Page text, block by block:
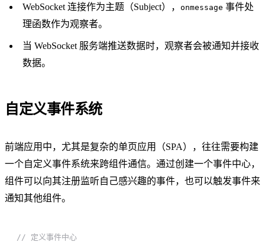
WebSocket 连接作为主题（Subject）， onmessage 事件处
理函数作为观察者。
当 WebSocket 服务端推送数据时，观察者会被通知并接收
数据。
自定义事件系统
前端应用中，尤其是复杂的单页应用（SPA），往往需要构建
一个自定义事件系统来跨组件通信。通过创建一个事件中心，
组件可以向其注册监听自己感兴趣的事件，也可以触发事件来
通知其他组件。
// 定义事件中心